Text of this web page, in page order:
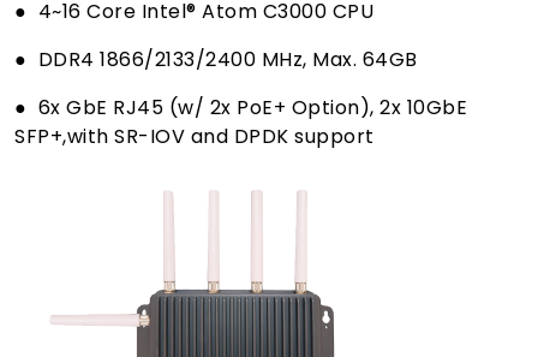
● 4~16 Core Intel® Atom C3000 CPU
● DDR4 1866/2133/2400 MHz, Max. 64GB
● 6x GbE RJ45 (w/ 2x PoE+ Option), 2x 10GbE
SFP+,with SR-IOV and DPDK support